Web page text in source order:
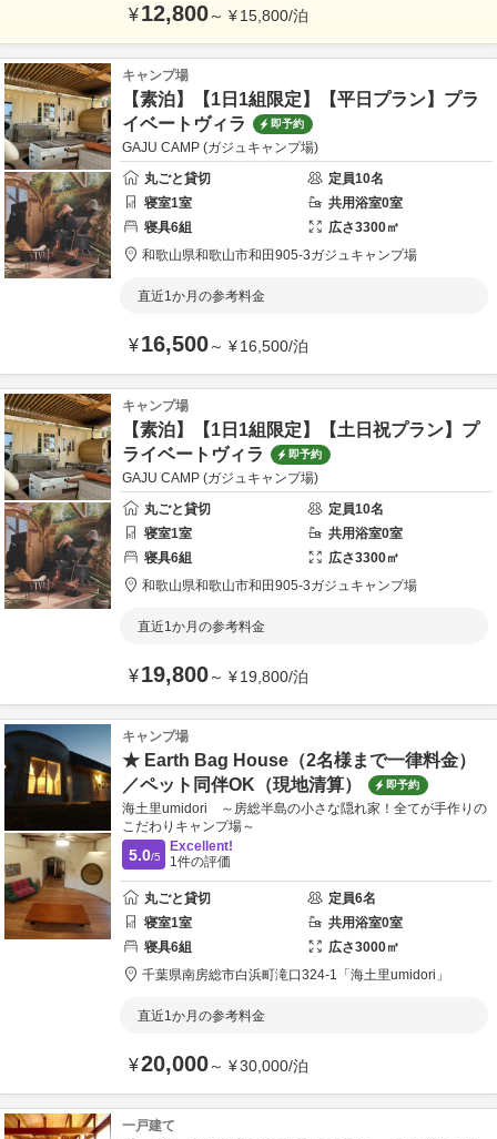
¥12,800～ ¥15,800/泊
キャンプ場
【素泊】【1日1組限定】【平日プラン】プラ
イベートヴィラ
即予約
GAJU CAMP (ガジュキャンプ場)
丸ごと貸切
定員10名
寝室1室 共用浴室0室
寝具6組 広さ3300㎡
和歌山県和歌山市和田905-3ガジュキャンプ場
直近1か月の参考料金
¥16,500～ ¥16,500/泊
キャンプ場
【素泊】【1日1組限定】【土日祝プラン】プ
ライベートヴィラ
即予約
GAJU CAMP (ガジュキャンプ場)
丸ごと貸切
定員10名
寝室1室 共用浴室0室
寝具6組 広さ3300㎡
和歌山県和歌山市和田905-3ガジュキャンプ場
直近1か月の参考料金
¥19,800～ ¥19,800/泊
キャンプ場
★ Earth Bag House（2名様まで一律料金）
／ペット同伴OK（現地清算）
即予約
海土里umidori ～房総半島の小さな隠れ家！全てが手作りの
こだわりキャンプ場～
5.0/5
Excellent!
1件の評価
丸ごと貸切 定員6名
寝室1室 共用浴室0室
寝具6組 広さ3000㎡
千葉県南房総市白浜町滝口324-1 「海土里umidori」
直近1か月の参考料金
¥20,000～ ¥30,000/泊
一戸建て